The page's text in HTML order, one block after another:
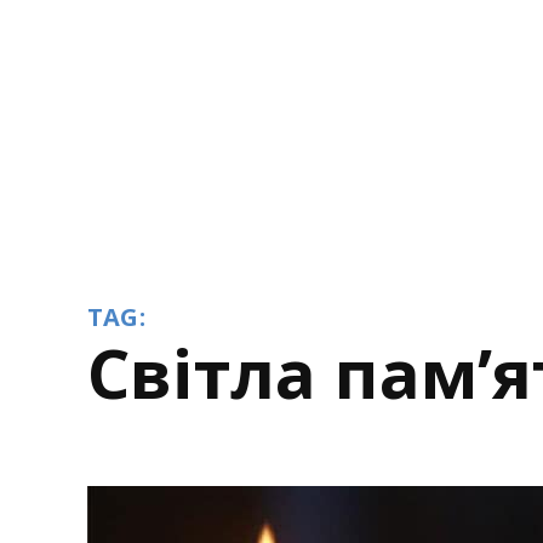
TAG:
світла